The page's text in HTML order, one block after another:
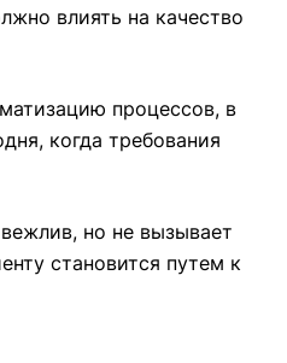
влиять на качество
процессов, в
когда требования
но не вызывает
становится путем к